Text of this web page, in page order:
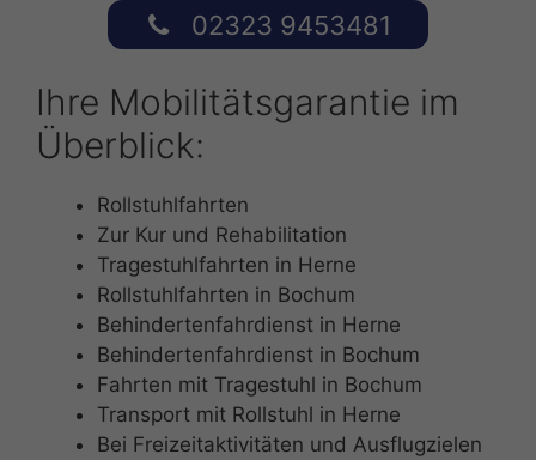
02323 9453481
Ihre Mobilitätsgarantie im
Überblick:
Rollstuhlfahrten
Zur Kur und Rehabilitation
Tragestuhlfahrten in Herne
Rollstuhlfahrten in Bochum
Behindertenfahrdienst in Herne
Behindertenfahrdienst in Bochum
Fahrten mit Tragestuhl in Bochum
Transport mit Rollstuhl in Herne
Bei Freizeitaktivitäten und Ausflugzielen